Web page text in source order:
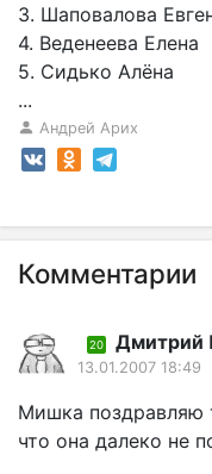
3. Шаповалова
4. Веденеева Елена
5. Сидько Алёна
...
Андрей Арих
Комментарии
20 Дмитрий
13.01.2007 18:49
Мишка поздравляю
что она далеко не